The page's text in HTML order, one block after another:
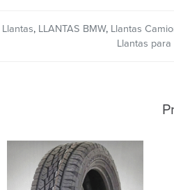
Llantas, LLANTAS BMW, Llantas
Llantas